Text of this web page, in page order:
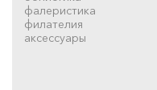
фалеристика
филателия
аксессуары